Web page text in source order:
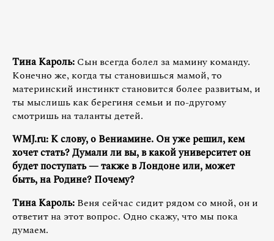
Тина Кароль: Сын всегда болел за мамину команду.
Конечно же, когда ты становишься мамой, то
материнский инстинкт становится более развитым, и
ты мыслишь как берегиня семьи и по-другому
смотришь на таланты детей.
WMJ.ru: К слову, о Вениамине. Он уже решил, кем
хочет стать? Думали ли вы, в какой университет он
будет поступать — также в Лондоне или, может
быть, на Родине? Почему?
Тина Кароль: Веня сейчас сидит рядом со мной, он и
ответит на этот вопрос. Одно скажу, что мы пока
думаем.